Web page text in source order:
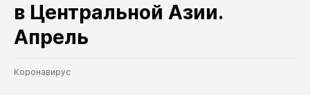
в Центральной Азии.
Апрель
Коронавирус